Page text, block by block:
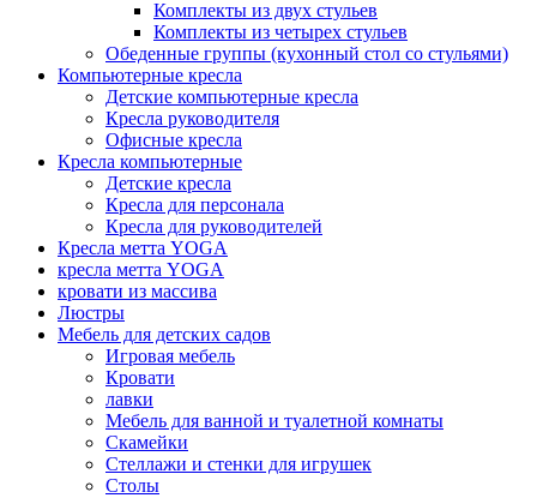
Комплекты из двух стульев
Комплекты из четырех стульев
Обеденные группы (кухонный стол со стульями)
Компьютерные кресла
Детские компьютерные кресла
Кресла руководителя
Офисные кресла
Кресла компьютерные
Детские кресла
Кресла для персонала
Кресла для руководителей
Кресла метта YOGA
кресла метта YOGA
кровати из массива
Люстры
Мебель для детских садов
Игровая мебель
Кровати
лавки
Мебель для ванной и туалетной комнаты
Скамейки
Стеллажи и стенки для игрушек
Столы